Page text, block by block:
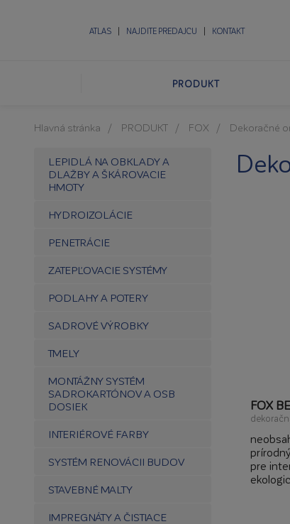
ATLAS NAJDITE PREDAJCU KONTAKT
PRODUKT
Hlavná stránka PRODUKT FOX Dekoračné
LEPIDLÁ NA OBKLADY A
DLAŽBY A ŠKÁROVACIE
HMOTY
HYDROIZOLÁCIE
PENETRÁCIE
ZATEPĽOVACIE SYSTÉMY
PODLAHY A POTERY
SADROVÉ VÝROBKY
TMELY
MONTÁŽNY SYSTÉM
SADROKARTÓNOV A OSB
DOSIEK
INTERIÉROVÉ FARBY
SYSTÉM RENOVÁCII BUDOV
STAVEBNÉ MALTY
IMPREGNÁTY A ČISTIACE
FOX
pre